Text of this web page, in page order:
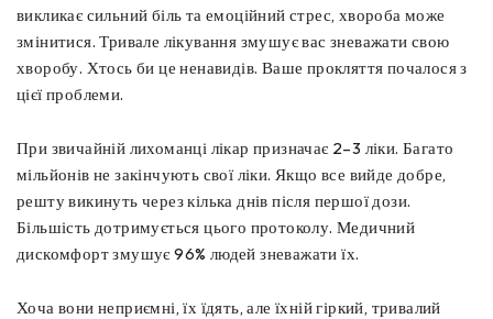
викликає сильний біль та емоційний стрес, хвороба може
змінитися. Тривале лікування змушує вас зневажати свою
хворобу. Хтось би це ненавидів. Ваше прокляття почалося з
цієї проблеми.
При звичайній лихоманці лікар призначає 2–3 ліки. Багато
мільйонів не закінчують свої ліки. Якщо все вийде добре,
решту викинуть через кілька днів після першої дози.
Більшість дотримується цього протоколу. Медичний
дискомфорт змушує 96% людей зневажати їх.
Хоча вони неприємні, їх їдять, але їхній гіркий, тривалий